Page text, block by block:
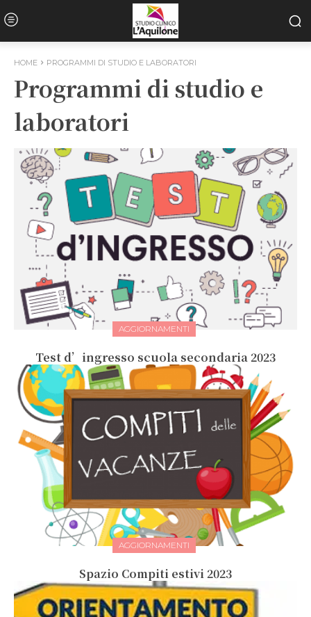
HOME PROGRAMMI DI STUDIO E LABORATORI
Programmi di studio e
laboratori
AGGIORNAMENTI
Test d’ingresso scuola secondaria 2023
AGGIORNAMENTI
Spazio Compiti estivi 2023